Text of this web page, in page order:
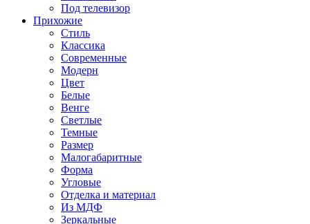
Под телевизор
Прихожие
Стиль
Классика
Современные
Модерн
Цвет
Белые
Венге
Светлые
Темные
Размер
Малогабаритные
Форма
Угловые
Отделка и материал
Из МДФ
Зеркальные